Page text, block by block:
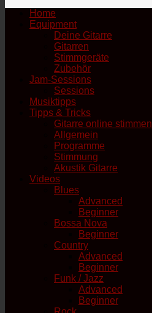
Home
Equipment
Deine Gitarre
Gitarren
Stimmgeräte
Zubehör
Jam-Sessions
Sessions
Musiktipps
Tipps & Tricks
Gitarre online stimmen
Allgemein
Programme
Stimmung
Akustik Gitarre
Videos
Blues
Advanced
Beginner
Bossa Nova
Beginner
Country
Advanced
Beginner
Funk / Jazz
Advanced
Beginner